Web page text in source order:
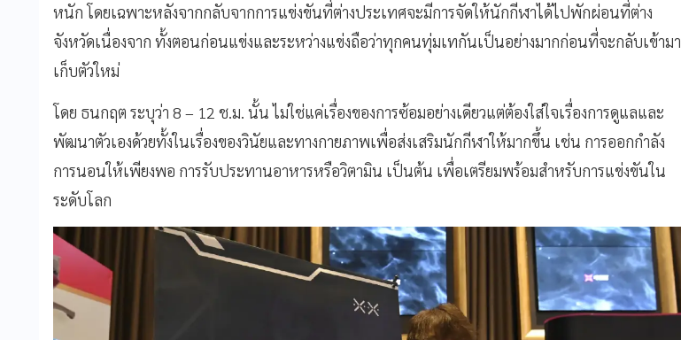
หนัก โดยเฉพาะหลังจากกลับจากการแข่งขันที่ต่างประเทศจะมีการจัดให้นักกีฬาได้ไปพักผ่อนที่ต่าง
จังหวัดเนื่องจาก ทั้งตอนก่อนแข่งและระหว่างแข่งถือว่าทุกคนทุ่มเทกันเป็นอย่างมากก่อนที่จะกลับเข้ามา
เก็บตัวใหม่
โดย ธนกฤต ระบุว่า 8 – 12 ช.ม. นั้น ไม่ใช่แค่เรื่องของการซ้อมอย่างเดียวแต่ต้องใส่ใจเรื่องการดูแลและ
พัฒนาตัวเองด้วยทั้งในเรื่องของวินัยและทางกายภาพเพื่อส่งเสริมนักกีฬาให้มากขึ้น เช่น การออกกำลัง
การนอนให้เพียงพอ การรับประทานอาหารหรือวิตามิน เป็นต้น เพื่อเตรียมพร้อมสำหรับการแข่งขันใน
ระดับโลก